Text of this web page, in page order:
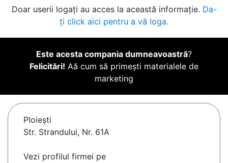
Doar userii logați au acces la această informație. Da-
ți click aici pentru a vă loga.
Este acesta compania dumneavoastră?
Felicitări! Aă cum să primești materialele de
marketing
Ploieşti
Str. Strandului, Nr. 61A
Vezi profilul firmei pe